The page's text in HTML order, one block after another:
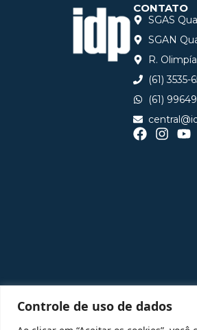
Controle de uso de dados
CONTATO
SGAS
SGAN
R.
(61)
(61)